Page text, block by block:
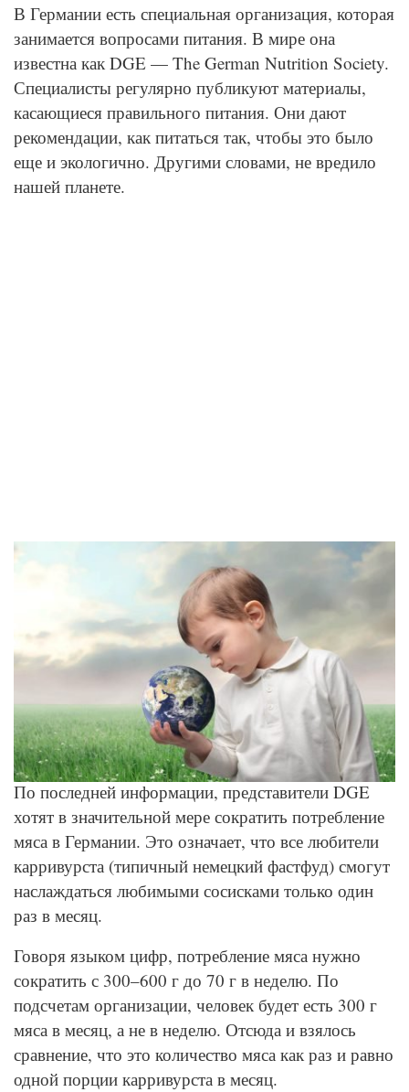
В Германии есть специальная организация, которая
занимается вопросами питания. В мире она
известна как DGE — The German Nutrition Society.
Специалисты регулярно публикуют материалы,
касающиеся правильного питания. Они дают
рекомендации, как питаться так, чтобы это было
еще и экологично. Другими словами, не вредило
нашей планете.
© Depositphotos
По последней информации, представители DGE
хотят в значительной мере сократить потребление
мяса в Германии. Это означает, что все любители
карривурста (типичный немецкий фастфуд) смогут
наслаждаться любимыми сосисками только один
раз в месяц.
Говоря языком цифр, потребление мяса нужно
сократить с 300–600 г до 70 г в неделю. По
подсчетам организации, человек будет есть 300 г
мяса в месяц, а не в неделю. Отсюда и взялось
сравнение, что это количество мяса как раз и равно
одной порции карривурста в месяц.